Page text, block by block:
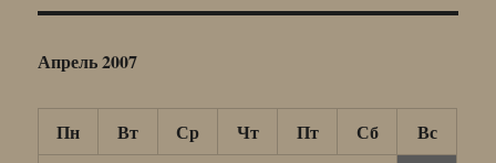
Апрель 2007
Пн Вт Ср Чт Пт Сб
Вс